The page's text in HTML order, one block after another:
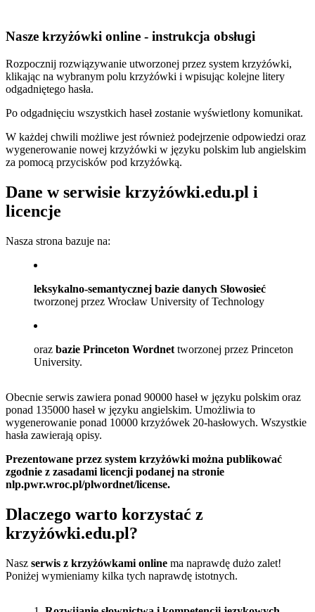
Nasze krzyżówki online - instrukcja obsługi
Rozpocznij rozwiązywanie utworzonej przez system krzyżówki,
klikając na wybranym polu krzyżówki i wpisując kolejne litery
odgadniętego hasła.
Po odgadnięciu wszystkich haseł zostanie wyświetlony komunikat.
W każdej chwili możliwe jest również podejrzenie odpowiedzi oraz
wygenerowanie nowej krzyżówki w języku polskim lub angielskim
za pomocą przycisków pod krzyżówką.
Dane w serwisie krzyżówki.edu.pl i
licencje
Nasza strona bazuje na:
leksykalno-semantycznej bazie danych Słowosieć
tworzonej przez Wrocław University of Technology
oraz bazie Princeton Wordnet tworzonej przez Princeton
University.
Obecnie serwis zawiera ponad 90000 haseł w języku polskim oraz
ponad 135000 haseł w języku angielskim. Umożliwia to
wygenerowanie ponad 10000 krzyżówek 20-hasłowych. Wszystkie
hasła zawierają opisy.
Prezentowane przez system krzyżówki można publikować
zgodnie z zasadami licencji podanej na stronie
nlp.pwr.wroc.pl/plwordnet/license.
Dlaczego warto korzystać z
krzyżówki.edu.pl?
Nasz serwis z krzyżówkami online ma naprawdę dużo zalet!
Poniżej wymieniamy kilka tych naprawdę istotnych.